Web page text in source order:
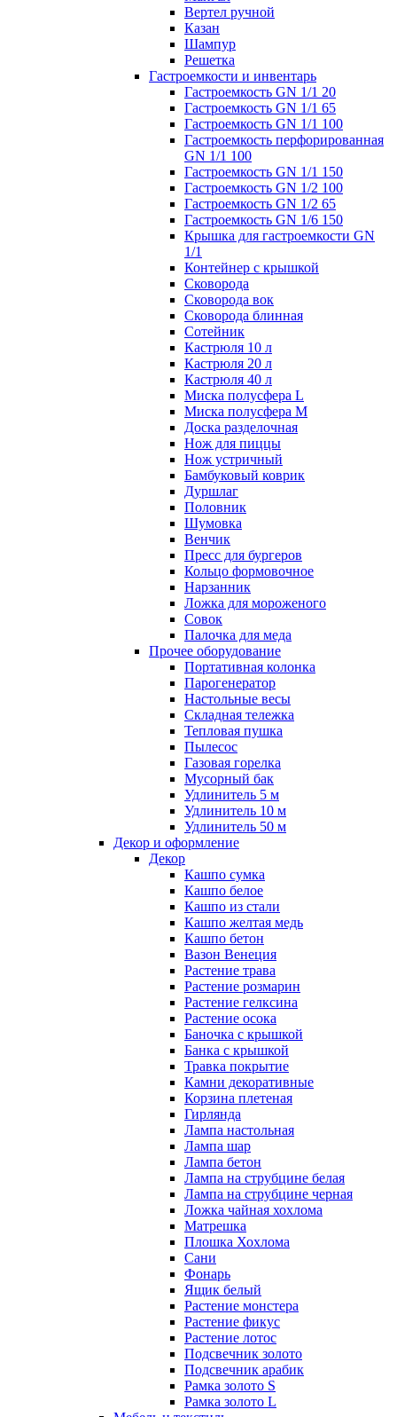
Вертел ручной
Казан
Шампур
Решетка
Гастроемкости и инвентарь
Гастроемкость GN 1/1 20
Гастроемкость GN 1/1 65
Гастроемкость GN 1/1 100
Гастроемкость перфорированная
GN 1/1 100
Гастроемкость GN 1/1 150
Гастроемкость GN 1/2 100
Гастроемкость GN 1/2 65
Гастроемкость GN 1/6 150
Крышка для гастроемкости GN
1/1
Контейнер с крышкой
Сковорода
Сковорода вок
Сковорода блинная
Сотейник
Кастрюля 10 л
Кастрюля 20 л
Кастрюля 40 л
Миска полусфера L
Миска полусфера M
Доска разделочная
Нож для пиццы
Нож устричный
Бамбуковый коврик
Дуршлаг
Половник
Шумовка
Венчик
Пресс для бургеров
Кольцо формовочное
Нарзанник
Ложка для мороженого
Совок
Палочка для меда
Прочее оборудование
Портативная колонка
Парогенератор
Настольные весы
Складная тележка
Тепловая пушка
Пылесос
Газовая горелка
Мусорный бак
Удлинитель 5 м
Удлинитель 10 м
Удлинитель 50 м
Декор и оформление
Декор
Кашпо сумка
Кашпо белое
Кашпо из стали
Кашпо желтая медь
Кашпо бетон
Вазон Венеция
Растение трава
Растение розмарин
Растение гелксина
Растение осока
Баночка с крышкой
Банка с крышкой
Травка покрытие
Камни декоративные
Корзина плетеная
Гирлянда
Лампа настольная
Лампа шар
Лампа бетон
Лампа на струбцине белая
Лампа на струбцине черная
Ложка чайная хохлома
Матрешка
Плошка Хохлома
Сани
Фонарь
Ящик белый
Растение монстера
Растение фикус
Растение лотос
Подсвечник золото
Подсвечник арабик
Рамка золото S
Рамка золото L